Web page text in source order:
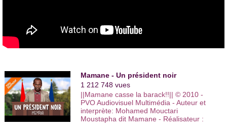
Mamane crée en 2008 son deuxième one man show qu’il
nomme « Mamane malmène les mots ». Il se produit avec ce
Il se produit ensuite à l’Olympia en première partie du groupe
de musique I Muvrini. Sur RFI, Mamane présente depuis 2010
une chronique humoristique « la République très très
démocratique du Gondwana » dans laquelle il traite l’actualité
quotidienne de façon décalée. L’émission remporte un franc
succès sur Internet et possède de nombreux fans sur
Mamane - Un président noir
1 212 748 vues
||Mamane casse la barack!!|| © 2010 -
PVO Audiovisuel Multimédia - Auteur et
interprète: Mohamed Mouctari
Moustapha dit Mamane - Réalisateur :